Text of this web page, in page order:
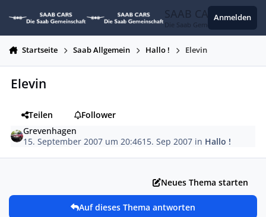
SAAB CARS
Die Saab Gemeinschaft
Anmelden
Startseite Saab Allgemein Hallo ! Elevin
Elevin
Teilen
Follower
Grevenhagen
15. September 2007 um 20:4615. Sep 2007 in Hallo !
Neues Thema starten
Auf dieses Thema antworten